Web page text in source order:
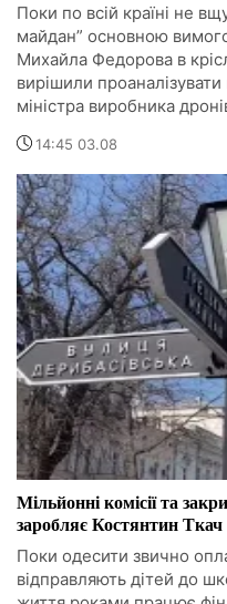
Поки по всій країні не
майдан” основною
Михайла Федорова в
вирішили
міністра виробника
14:45 03.08
Мільйонні комісії та
заробляє Костянтин Ткач
Поки одесити звично
відправляють дітей до